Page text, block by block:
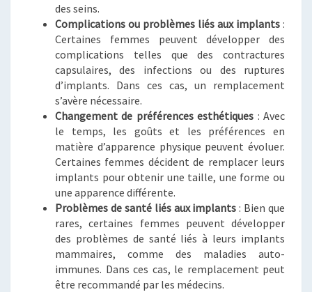
des seins.
Complications ou problèmes liés aux implants :
Certaines femmes peuvent développer des
complications telles que des contractures
capsulaires, des infections ou des ruptures
d’implants. Dans ces cas, un remplacement
s’avère nécessaire.
Changement de préférences esthétiques : Avec
le temps, les goûts et les préférences en
matière d’apparence physique peuvent évoluer.
Certaines femmes décident de remplacer leurs
implants pour obtenir une taille, une forme ou
une apparence différente.
Problèmes de santé liés aux implants : Bien que
rares, certaines femmes peuvent développer
des problèmes de santé liés à leurs implants
mammaires, comme des maladies auto-
immunes. Dans ces cas, le remplacement peut
être recommandé par les médecins.